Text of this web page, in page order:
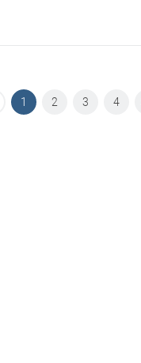
1 2 3 4